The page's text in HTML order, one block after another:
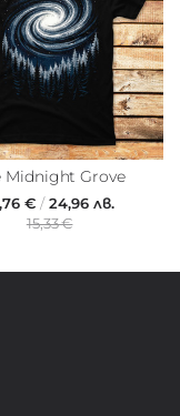
Midnight Grove
€/24,96 лв.
15,33 €